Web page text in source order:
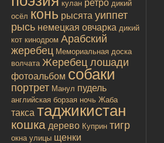
кулан ретро дикий
осёл конь рысята уиппет
рысь немецкая овчарка дикий
кот кинодром Арабский
жеребец Мемориальная доска
волчата Жеребец лошади
фотоальбом собаки
портрет Манул пудель
английская борзая ночь Жаба
такса таджикистан
кошка дерево Куприн тигр
окна улицы щенки